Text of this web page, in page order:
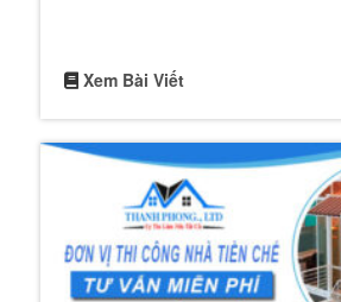
Xem Bài Viết